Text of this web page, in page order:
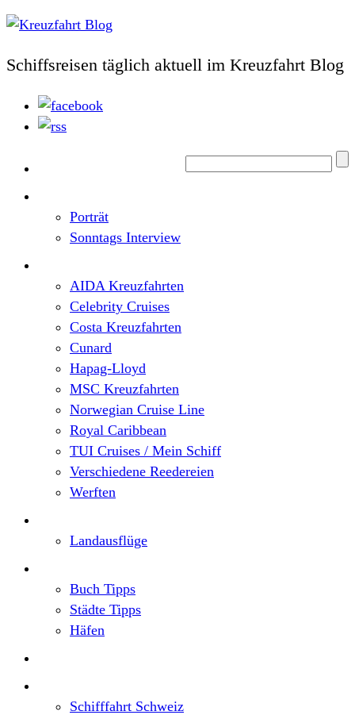
Schiffsreisen täglich aktuell im Kreuzfahrt Blog
Porträt
Sonntags Interview
AIDA Kreuzfahrten
Celebrity Cruises
Costa Kreuzfahrten
Cunard
Hapag-Lloyd
MSC Kreuzfahrten
Norwegian Cruise Line
Royal Caribbean
TUI Cruises / Mein Schiff
Verschiedene Reedereien
Werften
Landausflüge
Buch Tipps
Städte Tipps
Häfen
Schifffahrt Schweiz